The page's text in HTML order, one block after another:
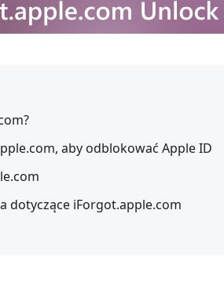
aby odblokować Apple ID
dotyczące iForgot.apple.com